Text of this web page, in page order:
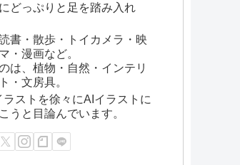
どっぷりと足を踏み入れ
書・散歩・トイカメラ・映
・漫画など。
は、植物・自然・インテリ
・文房具。
ラストを徐々にAIイラストに
うと目論んでいます。